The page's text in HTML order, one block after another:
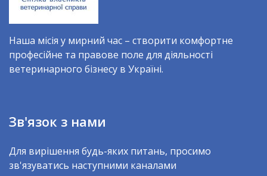
Наша місія у мирний час – створити комфортне
професійне та правове поле для діяльності
ветеринарного бізнесу в Україні.
Зв'язок з нами
Для вирішення будь-яких питань, просимо
зв'язуватись наступними каналами